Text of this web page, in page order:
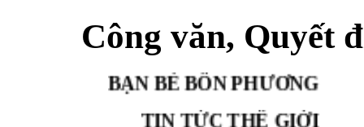
Công văn, Quyết
BẠN BÈ BỐN PHƯƠNG
TIN TỨC THẾ GIỚI